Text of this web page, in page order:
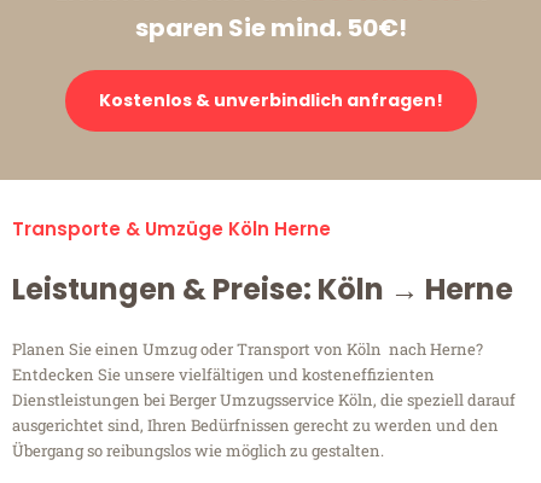
sparen Sie mind. 50€!
Kostenlos & unverbindlich anfragen!
Transporte & Umzüge Köln Herne
Leistungen & Preise: Köln → Herne
Planen Sie einen Umzug oder Transport von Köln nach Herne?
Entdecken Sie unsere vielfältigen und kosteneffizienten
Dienstleistungen bei Berger Umzugsservice Köln, die speziell darauf
ausgerichtet sind, Ihren Bedürfnissen gerecht zu werden und den
Übergang so reibungslos wie möglich zu gestalten.